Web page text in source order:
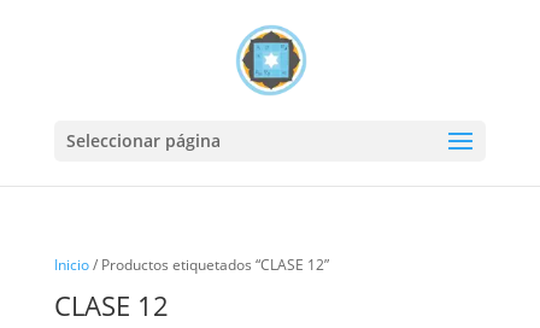
Seleccionar página
Inicio/ Productos etiquetados “CLASE 12”
CLASE 12